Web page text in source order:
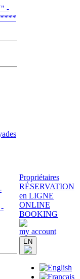
-
****
Propriétaires
RÉSERVATION
en LIGNE
ONLINE
BOOKING
my account
EN